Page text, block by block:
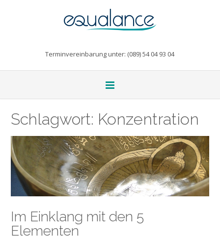
Terminvereinbarung unter: (089) 54 04 93 04
Schlagwort: Konzentration
Im Einklang mit den 5
Elementen